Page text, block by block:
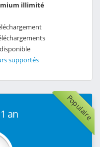
illimité
supportés
Populaire
an